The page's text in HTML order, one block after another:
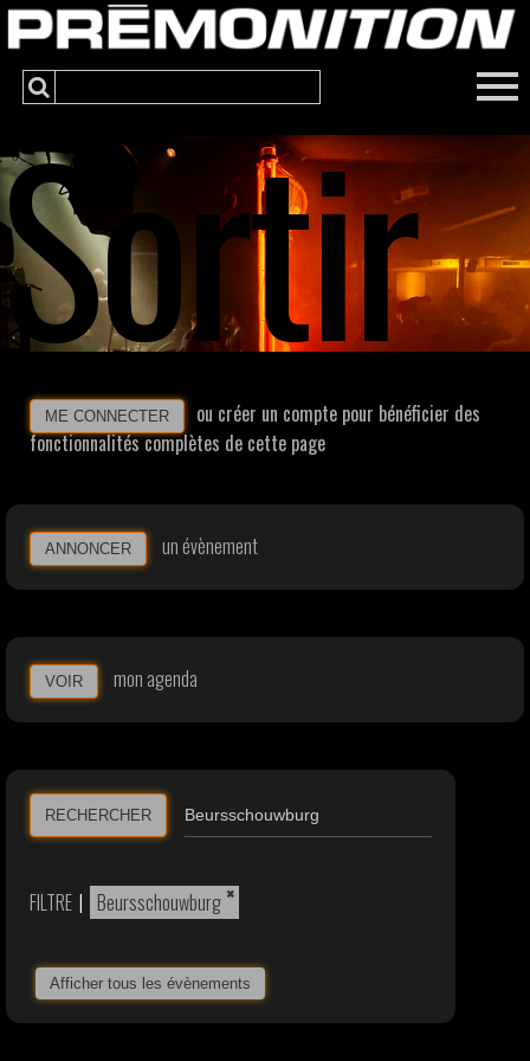
Sortir
ME CONNECTER
ou créer un compte pour bénéficier des
fonctionnalités complètes de cette page
ANNONCER un évènement
VOIR mon agenda
RECHERCHER
FILTRE | ×
Beursschouwburg
Afficher tous les évènements